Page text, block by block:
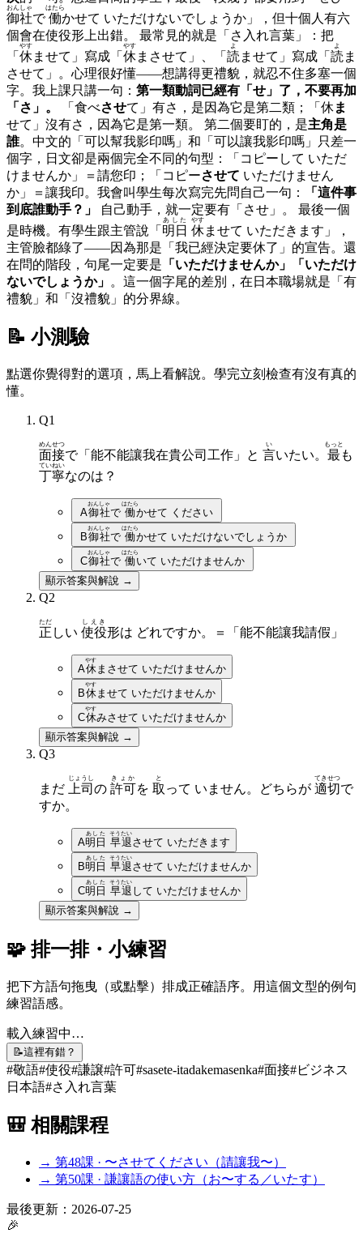
御社
おんしゃ
で働
はたら
かせて いただけないでしょうか」，但十個人有六
個會在使役形上出錯。 最常見的就是「さ入れ言葉」：把
「 休
やす
ませて」寫成「 休
やす
まさせて」、「 読
よ
ませて」寫成「 読
よ
ま
させて」。心理很好懂——想講得更禮貌，就忍不住多塞一個
字。我上課只講一句： 第一類動詞已經有「せ」了，不要再加
「さ」。
「食べさせて」有さ，是因為它是第二類；「休ま
せて」沒有さ，因為它是第一類。 第二個要盯的，是主角是
誰。中文的「可以幫我影印嗎」和「可以讓我影印嗎」只差一
個字，日文卻是兩個完全不同的句型：「コピーして いただ
けませんか」＝請您印；「コピーさせて いただけません
か」＝讓我印。我會叫學生每次寫完先問自己一句：
「這件事
到底誰動手？」
自己動手，就一定要有「させ」。 最後一個
是時機。有學生跟主管說「 明日
あした
休
やす
ませて いただきます」，
主管臉都綠了——因為那是「我已經決定要休了」的宣告。還
在問的階段，句尾一定要是 「いただけませんか」「いただけ
ないでしょうか」 。這一個字尾的差別，在日本職場就是「有
禮貌」和「沒禮貌」的分界線。
📝 小測驗
點選你覺得對的選項，馬上看解說。學完立刻檢查有沒有真的
懂。
Q1
面接
めんせつ
で「能不能讓我在貴公司工作」と 言
い
いたい。 最
もっと
も
丁寧
ていねい
なのは？
A御社
おんしゃ
で 働
はたら
かせて ください
B御社
おんしゃ
で 働
はたら
かせて いただけないでしょうか
C御社
おんしゃ
で 働
はたら
いて いただけませんか
顯示答案與解說 →
Q2
正
ただ
しい 使役
しえき
形は どれですか。＝「能不能讓我請假」
A休
やす
まさせて いただけませんか
B休
やす
ませて いただけませんか
C休
やす
みさせて いただけませんか
顯示答案與解說 →
Q3
まだ 上司
じょうし
の 許可
きょか
を 取
と
って いません。どちらが 適切
てきせつ
で
すか。
A明日
あした
早退
そうたい
させて いただきます
B明日
あした
早退
そうたい
させて いただけませんか
C明日
あした
早退
そうたい
して いただけませんか
顯示答案與解說 →
🧩 排一排・小練習
把下方語句拖曳（或點擊）排成正確語序。用這個文型的例句
練習語感。
載入練習中…
📝這裡有錯？
#敬語#使役#謙譲#許可#sasete-itadakemasenka#面接#ビジネス
日本語#さ入れ言葉
🎒 相關課程
→ 第48課 · 〜させてください（請讓我〜）
→ 第50課 · 謙讓語の使い方（お〜する／いたす）
最後更新： 2026-07-25
🎉